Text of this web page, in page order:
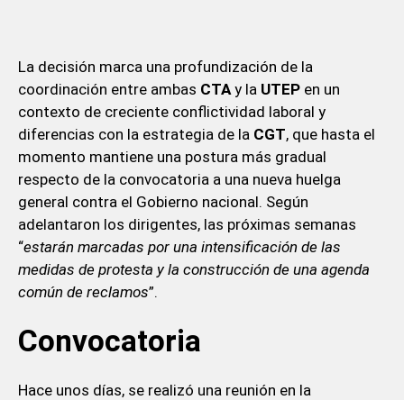
La decisión marca una profundización de la
coordinación entre ambas CTAy la UTEPen un
contexto de creciente conflictividad laboral y
diferencias con la estrategia de la CGT, que hasta el
momento mantiene una postura más gradual
respecto de la convocatoria a una nueva huelga
general contra el Gobierno nacional. Según
adelantaron los dirigentes, las próximas semanas
“estarán marcadas por una intensificación de las
medidas de protesta y la construcción de una agenda
común de reclamos”.
Convocatoria
Hace unos días, se realizó una reunión en la